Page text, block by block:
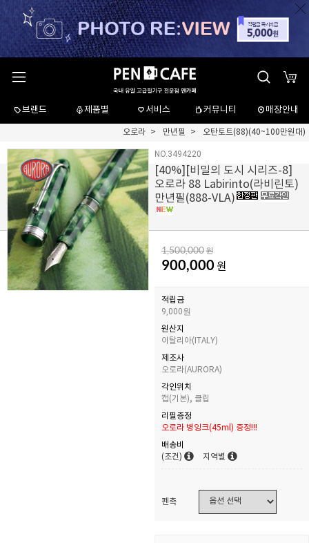
브랜드 제품별 서비스 커뮤니티 매장안내
오로라 만년필 오탄토트(88)(40~100만원대)
NO.3494220
[40%][비밀의 도시 시리즈-8]
오로라 88 Labirinto(라비린토)
만년필(888-VLA)
1,500,000 원
900,000 원
적립금
9,000원
원산지
이탈리아(ITALY)
제조사
오로라(AURORA)
각인위치
캡(기본), 클립
리필증정
오로라 병잉크(45ml) 증정!!!
배송비
(조건)
지역별
펜촉